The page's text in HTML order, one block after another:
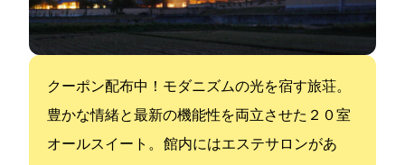
クーポン配布中！モダニズムの光を宿す旅荘。
豊かな情緒と最新の機能性を両立させた２０室
オールスイート。 館内にはエステサロンがあ